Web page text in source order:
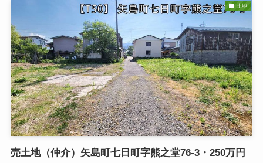
土地
売土地（仲介）矢島町七日町字熊之堂76-3・250万円